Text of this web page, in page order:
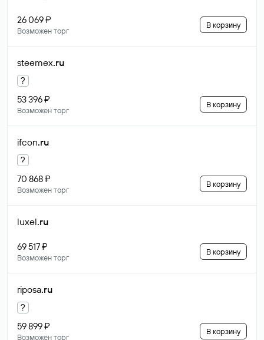
26 069 ₽
Возможен торг
В корзину
steemex.ru
?
53 396 ₽
Возможен торг
В корзину
ifcon.ru
?
70 868 ₽
Возможен торг
В корзину
luxel.ru
69 517 ₽
Возможен торг
В корзину
riposa.ru
?
59 899 ₽
Возможен торг
В корзину